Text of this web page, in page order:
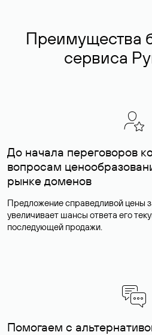
Преимущества
сервиса
До начала переговоров
вопросам
рынке доменов
Предложение справедливой цены
увеличивает шансы ответа его
последующей продажи.
Помогаем с